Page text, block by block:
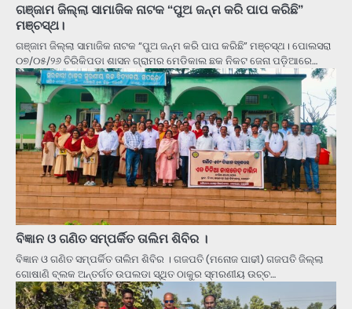
ଗଞ୍ଜାମ ଜିଲ୍ଲା ସାମାଜିକ ନାଟକ “ପୁଅ ଜନ୍ମ କରି ପାପ କରିଛି”
ମଞ୍ଚସ୍ଥ।
ଗଞ୍ଜାମ ଜିଲ୍ଲା ସାମାଜିକ ନାଟକ “ପୁଅ ଜନ୍ମ କରି ପାପ କରିଛି” ମଞ୍ଚସ୍ଥ। ପୋଲସରା
୦୭/୦୫/୨୬ ଚିରିକିପଡା ଶାସନ ଗ୍ରାମର ମେଡିକାଲ ଛକ ନିକଟ ଜେନା ପଡ଼ିଆରେ…
ବିଜ୍ଞାନ ଓ ଗଣିତ ସମ୍ପର୍କିତ ତାଲିମ ଶିବିର ।
ବିଜ୍ଞାନ ଓ ଗଣିତ ସମ୍ପର୍କିତ ତାଲିମ ଶିବିର । ଗଜପତି (ମନୋଜ ପାଢୀ) ଗଜପତି ଜିଲ୍ଲା
ଗୋଷାଣି ବ୍ଲକ ଅନ୍ତର୍ଗତ ଉପଲଡା ସ୍ଥିତ ଠାକୁର ସ୍ମରଣୀୟ ଉଚ୍ଚ…